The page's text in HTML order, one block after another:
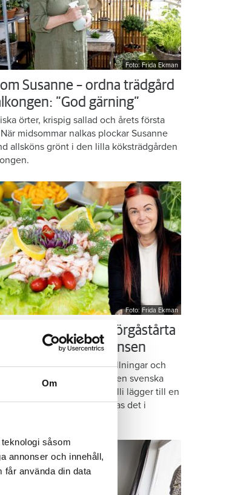
Om
såsom
annonser och innehåll,
använda din data
Foto: Frida Ekman
Susanne – ordna trädgård
”God gärning”
örter, krispig sallad och årets första
midsommar nalkas plockar Susanne
allsköns grönt i den lilla köksträdgården
Foto: Frida Ekman
älskar Victorias smörgåstårta
den galna ingrediensen
i rader, krämiga fyllningar och
grönsaker. Det är basen i den svenska
smörgåstårta. Victoria Lalli lägger till en
– och ändå vattnas det i